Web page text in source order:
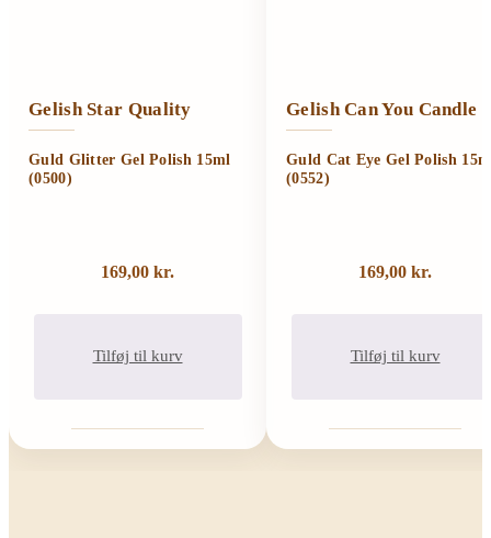
Gelish Star Quality
Guld Glitter Gel Polish 15ml
(0500)
169,00 kr.
Tilføj til kurv
Gelish Can You Candle
Guld Cat Eye Gel Polish
(0552)
169,00 kr.
Tilføj til kurv